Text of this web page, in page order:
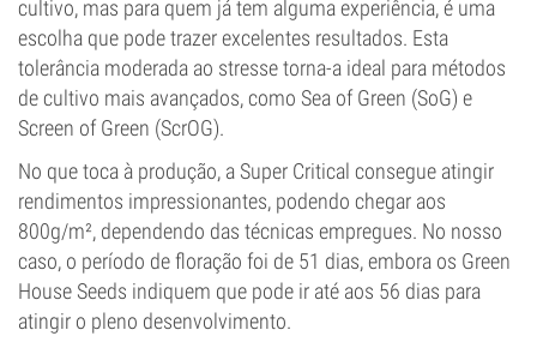
cultivo, mas para quem já tem alguma experiência, é uma
escolha que pode trazer excelentes resultados. Esta
tolerância moderada ao stresse torna-a ideal para métodos
de cultivo mais avançados, como Sea of Green (SoG) e
Screen of Green (ScrOG).
No que toca à produção, a Super Critical consegue atingir
rendimentos impressionantes, podendo chegar aos
800g/m², dependendo das técnicas empregues. No nosso
caso, o período de floração foi de 51 dias, embora os Green
House Seeds indiquem que pode ir até aos 56 dias para
atingir o pleno desenvolvimento.